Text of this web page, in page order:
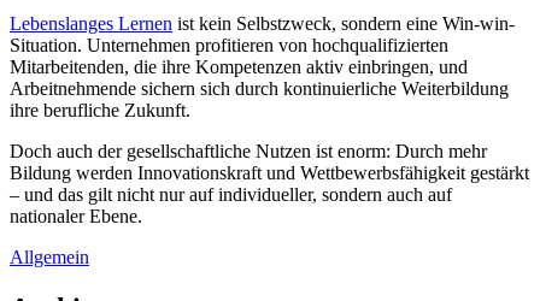
Lebenslanges Lernen ist kein Selbstzweck, sondern eine Win-win-
Situation. Unternehmen profitieren von hochqualifizierten
Mitarbeitenden, die ihre Kompetenzen aktiv einbringen, und
Arbeitnehmende sichern sich durch kontinuierliche Weiterbildung
ihre berufliche Zukunft.
Doch auch der gesellschaftliche Nutzen ist enorm: Durch mehr
Bildung werden Innovationskraft und Wettbewerbsfähigkeit gestärkt
– und das gilt nicht nur auf individueller, sondern auch auf
nationaler Ebene.
Allgemein